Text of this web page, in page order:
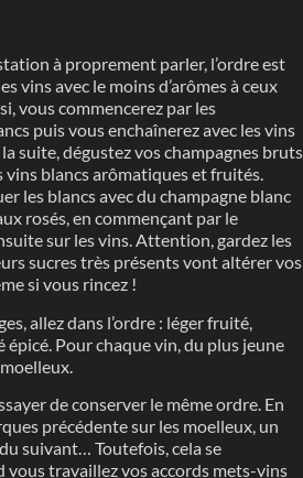
à proprement parler, l’ordre est
vins avec le moins d’arômes à ceux
vous commencerez par les
puis vous enchaînerez avec les vins
suite, dégustez vos champagnes bruts
blancs arômatiques et fruités.
les blancs avec du champagne blanc
rosés, en commençant par le
sur les vins. Attention, gardez les
sucres très présents vont altérer vos
si vous rincez !
allez dans l’ordre : léger fruité,
Pour chaque vin, du plus jeune
de conserver le même ordre. En
précédente sur les moelleux, un
suivant… Toutefois, cela se
travaillez vos accords mets-vins